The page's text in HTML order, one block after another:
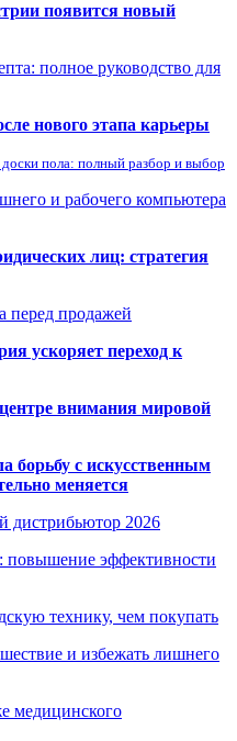
появится новый
полное руководство для
нового этапа карьеры
пола: полный разбор и выбор
и рабочего компьютера
лиц: стратегия
перед продажей
ускоряет переход к
внимания мировой
борьбу с искусственным
меняется
дистрибьютор 2026
повышение эффективности
технику, чем покупать
и избежать лишнего
медицинского